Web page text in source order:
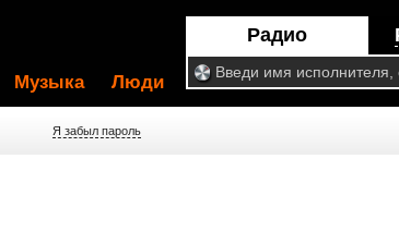
Радио
Музыка Люди
Я забыл пароль